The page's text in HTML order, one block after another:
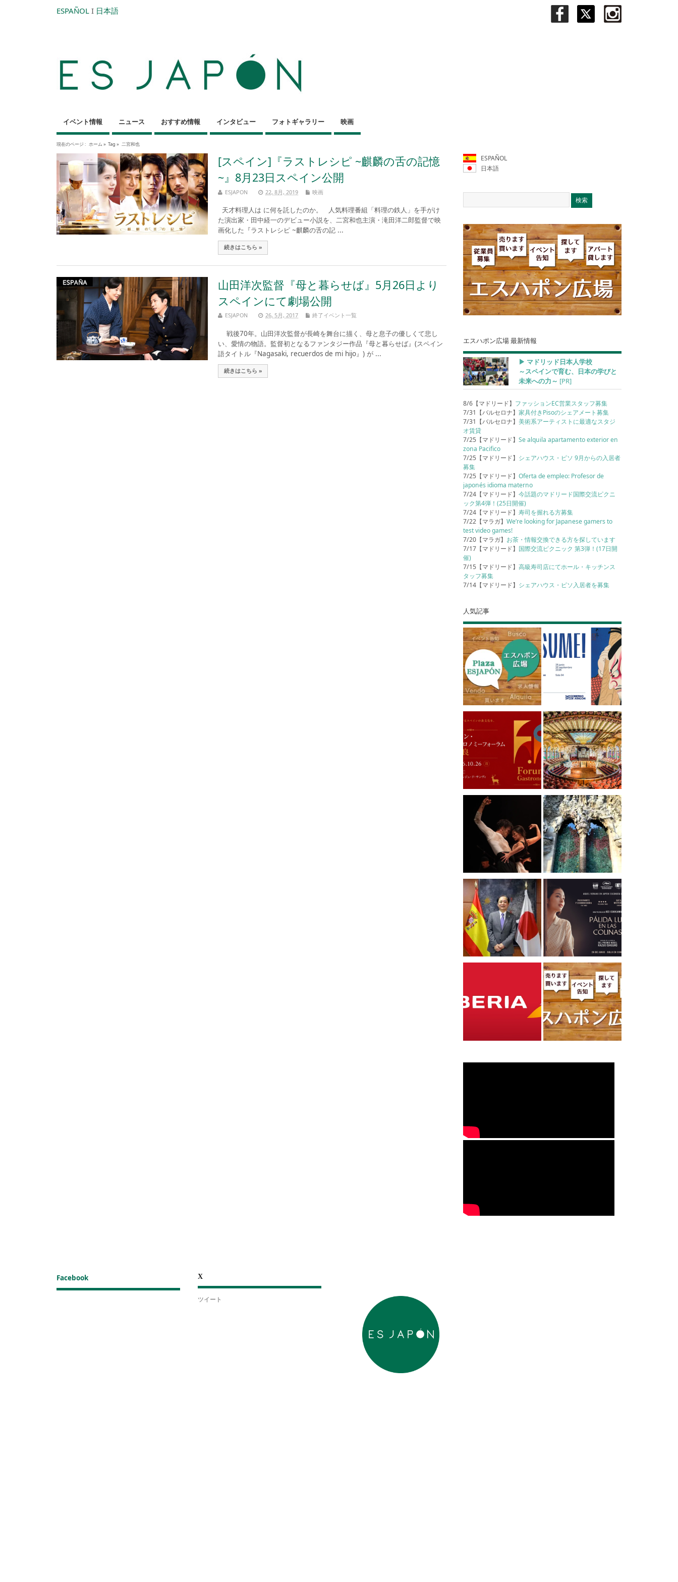
ESPAÑOL I 日本語
イベント情報 ニュース おすすめ情報 インタビュー フォトギャラリー 映画
現在のページ : ホーム » Tag » 二宮和也
[スペイン]『ラストレシピ ~麒麟の舌の記憶
~』8月23日スペイン公開
ESJAPON 22, 8月, 2019 映画
天才料理人は に何を託したのか。 人気料理番組「料理の鉄人」を手がけ
た演出家・田中経一のデビュー小説を、二宮和也主演・滝田洋二郎監督で映
画化した『ラストレシピ ~麒麟の舌の記 ...
続きはこちら »
山田洋次監督『母と暮らせば』5月26日より
スペインにて劇場公開
ESJAPON 26, 5月, 2017 終了イベント一覧
戦後70年。山田洋次監督が長崎を舞台に描く、母と息子の優しくて悲し
い、愛情の物語。監督初となるファンタジー作品『母と暮らせば』(スペイン
語タイトル『Nagasaki, recuerdos de mi hijo』) が ...
続きはこちら »
ESPAÑOL
日本語
エスハポン広場 最新情報
▶︎ マドリッド日本人学校
～スペインで育む、日本の学びと
未来への力～ [PR]
8/6【マドリード】 ファッションEC営業スタッフ募集
7/31【バルセロナ】家具付きPisoのシェアメート募集
7/31【バルセロナ】美術系アーティストに最適なスタジ
オ賃貸
7/25【マドリード】Se alquila apartamento exterior en
zona Pacifico
7/25【マドリード】 シェアハウス・ピソ 9月からの入居者
募集
7/25【マドリード】Oferta de empleo: Profesor de
japonés idioma materno
7/24【マドリード】今話題のマドリード国際交流ピクニ
ック第4弾！(25日開催)
7/24【マドリード】寿司を握れる方募集
7/22【マラガ】We’re looking for Japanese gamers to
test video games!
7/20【マラガ】 お茶・情報交換できる方を探しています
7/17【マドリード】 国際交流ピクニック 第3弾！(17日開
催)
7/15【マドリード】高級寿司店にてホール・キッチンス
タッフ募集
7/14【マドリード】 シェアハウス・ピソ入居者を募集
人気記事
Facebook X
ツイート